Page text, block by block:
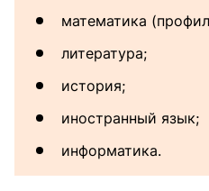
математика
литература;
история;
иностранный язык;
информатика.